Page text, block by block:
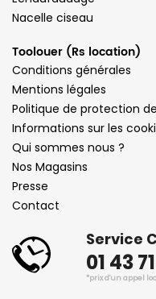
Nacelle ciseau
Toolouer (Rs location)
Conditions générales
Mentions légales
Politique de protection
Informations sur les
Qui sommes nous ?
Nos Magasins
Presse
Contact
Service
01 43
*prix d'un appel